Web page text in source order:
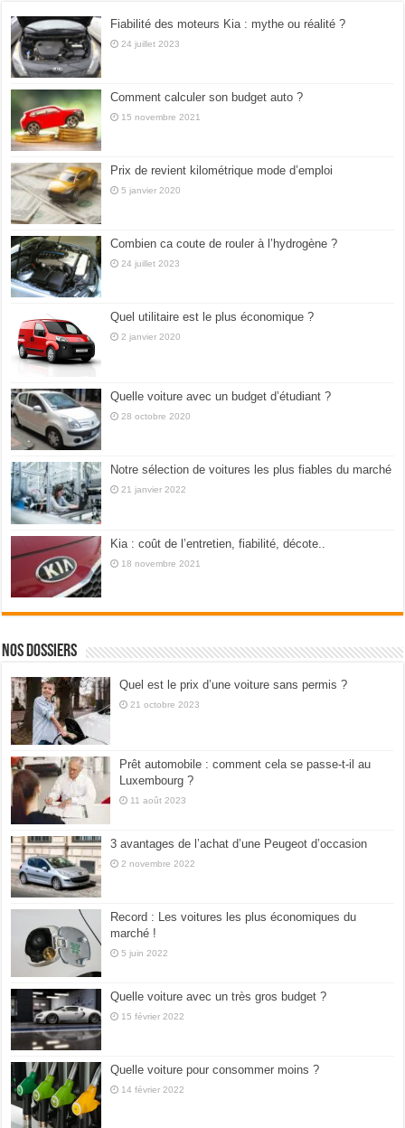
Fiabilité des moteurs Kia : mythe ou réalité ?
24 juillet 2023
Comment calculer son budget auto ?
15 novembre 2021
Prix de revient kilométrique mode d’emploi
5 janvier 2020
Combien ca coute de rouler à l’hydrogène ?
24 juillet 2023
Quel utilitaire est le plus économique ?
2 janvier 2020
Quelle voiture avec un budget d’étudiant ?
28 octobre 2020
Notre sélection de voitures les plus fiables du marché
21 janvier 2022
Kia : coût de l’entretien, fiabilité, décote..
18 novembre 2021
Nos dossiers
Quel est le prix d’une voiture sans permis ?
21 octobre 2023
Prêt automobile : comment cela se passe-t-il au
Luxembourg ?
11 août 2023
3 avantages de l’achat d’une Peugeot d’occasion
2 novembre 2022
Record : Les voitures les plus économiques du
marché !
5 juin 2022
Quelle voiture avec un très gros budget ?
15 février 2022
Quelle voiture pour consommer moins ?
14 février 2022